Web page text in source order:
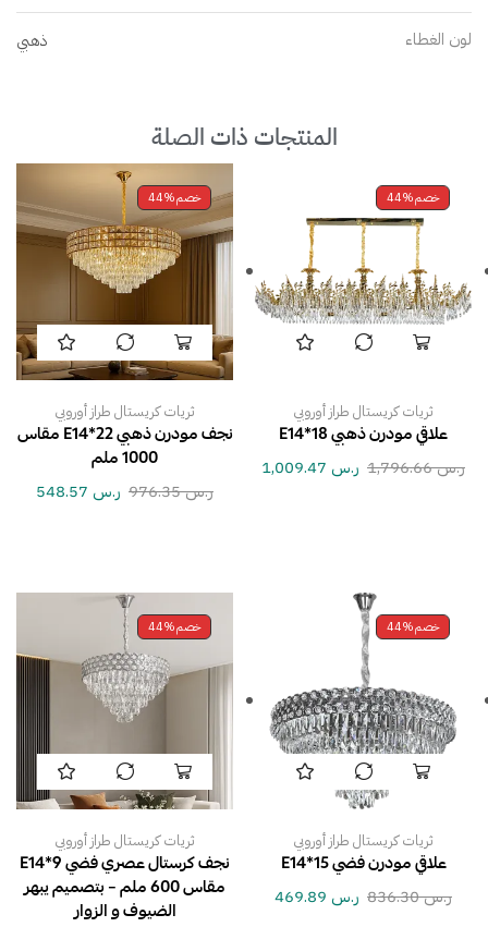
لون الغطاء ذهبي
المنتجات ذات الصلة
خصم44%
ثريات كريستال طراز أوروبي
علاقي مودرن ذهبي E14*18
ر.س1,796.66 ر.س
خصم44%
ثريات كريستال طراز أوروبي
نجف مودرن ذهبي E14*22 مقاس
1000 ملم
ر.س976.35 ر.س
خصم44%
ثريات كريستال طراز أوروبي
علاقي مودرن فضي E14*15
ر.س836.30 ر.س
خصم44%
ثريات كريستال طراز أوروبي
نجف كرستال عصري فضي E14*9
مقاس 600 ملم – بتصميم يبهر
الضيوف و الزوار